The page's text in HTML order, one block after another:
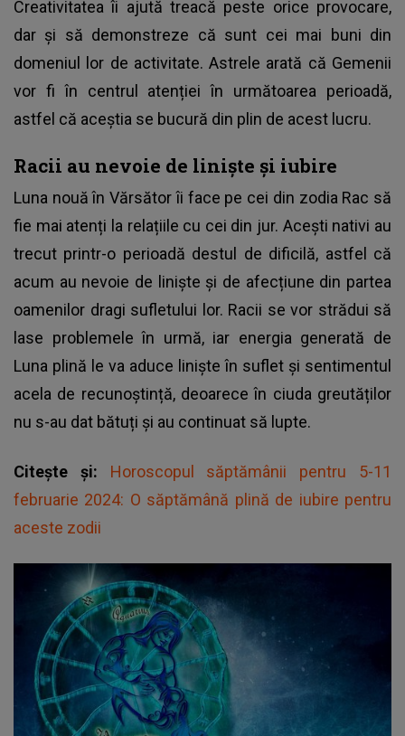
Creativitatea îi ajută treacă peste orice provocare,
dar și să demonstreze că sunt cei mai buni din
domeniul lor de activitate. Astrele arată că Gemenii
vor fi în centrul atenției în următoarea perioadă,
astfel că aceștia se bucură din plin de acest lucru.
Racii au nevoie de liniște și iubire
Luna nouă în Vărsător îi face pe cei din zodia Rac să
fie mai atenți la relațiile cu cei din jur. Acești nativi au
trecut printr-o perioadă destul de dificilă, astfel că
acum au nevoie de liniște și de afecțiune din partea
oamenilor dragi sufletului lor. Racii se vor strădui să
lase problemele în urmă, iar energia generată de
Luna plină le va aduce liniște în suflet și sentimentul
acela de recunoștință, deoarece în ciuda greutăților
nu s-au dat bătuți și au continuat să lupte.
Citește și: Horoscopul săptămânii pentru 5-11
februarie 2024: O săptămână plină de iubire pentru
aceste zodii